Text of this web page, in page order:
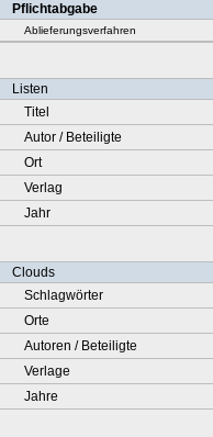
Pflichtabgabe
Ablieferungsverfahren
Listen
Titel
Autor / Beteiligte
Ort
Verlag
Jahr
Clouds
Schlagwörter
Orte
Autoren / Beteiligte
Verlage
Jahre